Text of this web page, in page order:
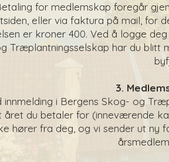
for medlemskap foregår
eller via faktura på mail, for
er kroner 400. Ved å logge
Træplantningsselskap har du blitt
3.
innmelding i Bergens Skog- og
året du betaler for (inneværende
hører fra deg, og vi sender ut ny